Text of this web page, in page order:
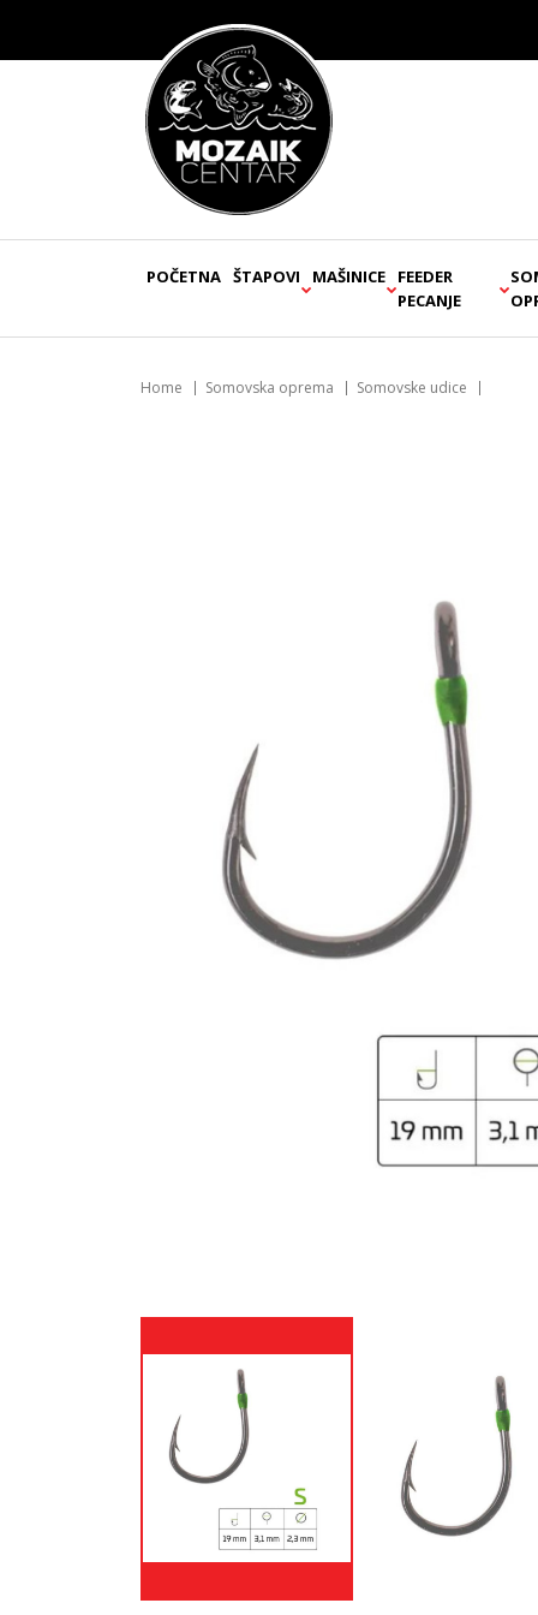
POČETNA ŠTAPOVI MAŠINICE
FEEDER
PECANJE
Home Somovska oprema Somovske udice